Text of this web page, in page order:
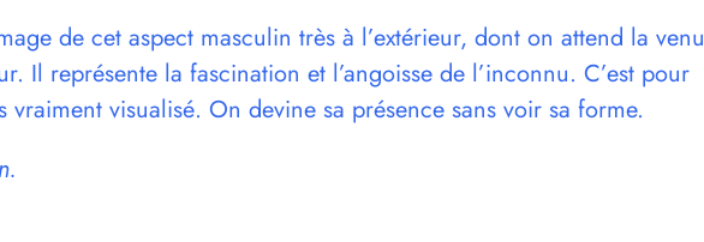
de cet aspect masculin très à l’extérieur, dont on attend la
Il représente la fascination et l’angoisse de l’inconnu. C’est pour
vraiment visualisé. On devine sa présence sans voir sa forme.